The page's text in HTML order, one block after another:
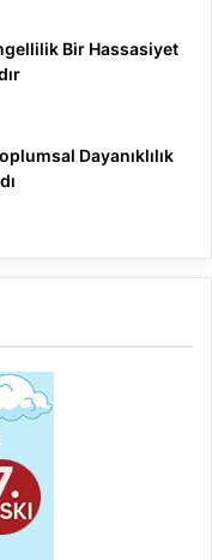
Bir Hassasiyet
Dayanıklılık